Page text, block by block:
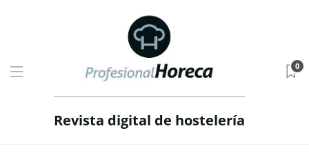
Revista digital de hostelería
0